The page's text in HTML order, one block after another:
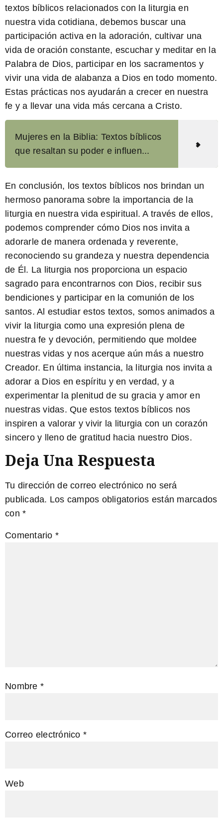
textos bíblicos relacionados con la liturgia en
nuestra vida cotidiana, debemos buscar una
participación activa en la adoración, cultivar una
vida de oración constante, escuchar y meditar en la
Palabra de Dios, participar en los sacramentos y
vivir una vida de alabanza a Dios en todo momento.
Estas prácticas nos ayudarán a crecer en nuestra
fe y a llevar una vida más cercana a Cristo.
Mujeres en la Biblia: Textos bíblicos
que resaltan su poder e influen...
En conclusión, los textos bíblicos nos brindan un
hermoso panorama sobre la importancia de la
liturgia en nuestra vida espiritual. A través de ellos,
podemos comprender cómo Dios nos invita a
adorarle de manera ordenada y reverente,
reconociendo su grandeza y nuestra dependencia
de Él. La liturgia nos proporciona un espacio
sagrado para encontrarnos con Dios, recibir sus
bendiciones y participar en la comunión de los
santos. Al estudiar estos textos, somos animados a
vivir la liturgia como una expresión plena de
nuestra fe y devoción, permitiendo que moldee
nuestras vidas y nos acerque aún más a nuestro
Creador. En última instancia, la liturgia nos invita a
adorar a Dios en espíritu y en verdad, y a
experimentar la plenitud de su gracia y amor en
nuestras vidas. Que estos textos bíblicos nos
inspiren a valorar y vivir la liturgia con un corazón
sincero y lleno de gratitud hacia nuestro Dios.
Deja Una Respuesta
Tu dirección de correo electrónico no será
publicada. Los campos obligatorios están marcados
con *
Comentario *
Nombre *
Correo electrónico *
Web